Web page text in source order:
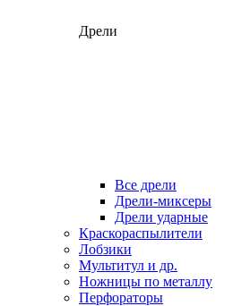
Дрели
Все дрели
Дрели-миксеры
Дрели ударные
Краскораспылители
Лобзики
Мультитул и др.
Ножницы по металлу
Перфораторы